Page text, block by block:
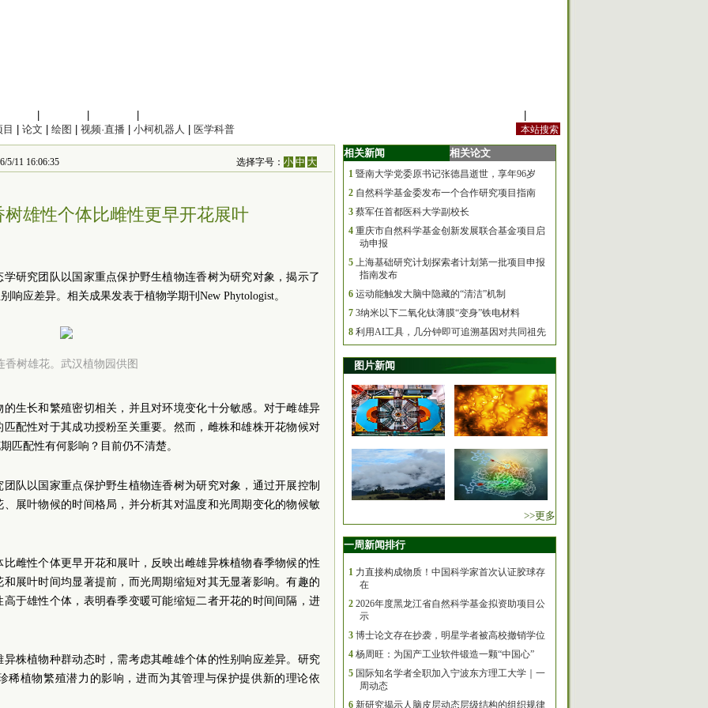
目
论文 绘图 视频·直播 小柯机器人 医学科普
5/11 16:06:35 选择字号：小 中 大
雄性个体比雌性更早开花展叶
研究团队以国家重点保护野生植物连香树为研究对象，揭示了
响应差异。相关成果发表于植物学期刊New Phytologist。
香树雄花。武汉植物园供图
生长和繁殖密切相关，并且对环境变化十分敏感。对于雌雄异
配性对于其成功授粉至关重要。然而，雌株和雄株开花物候对
匹配性有何影响？目前仍不清楚。
队以国家重点保护野生植物连香树为研究对象，通过开展控制
展叶物候的时间格局，并分析其对温度和光周期变化的物候敏
雌性个体更早开花和展叶，反映出雌雄异株植物春季物候的性
展叶时间均显著提前，而光周期缩短对其无显著影响。有趣的
于雄性个体，表明春季变暖可能缩短二者开花的时间间隔，进
株植物种群动态时，需考虑其雌雄个体的性别响应差异。研究
稀植物繁殖潜力的影响，进而为其管理与保护提供新的理论依
相关新闻 相关论文
1 暨南大学党委原书记张德昌逝世，享年96岁
2 自然科学基金委发布一个合作研究项目指南
3 蔡军任首都医科大学副校长
4 重庆市自然科学基金创新发展联合基金项目启
动申报
5 上海基础研究计划探索者计划第一批项目申报
指南发布
6 运动能触发大脑中隐藏的“清洁”机制
7 3纳米以下二氧化钛薄膜“变身”铁电材料
8 利用AI工具，几分钟即可追溯基因对共同祖先
图片新闻
>>更多
一周新闻排行
1 力直接构成物质！中国科学家首次认证胶球存
在
2 2026年度黑龙江省自然科学基金拟资助项目公
示
3 博士论文存在抄袭，明星学者被高校撤销学位
4 杨周旺：为国产工业软件锻造一颗“中国心”
5 国际知名学者全职加入宁波东方理工大学｜一
周动态
6 新研究揭示人脑皮层动态层级结构的组织规律